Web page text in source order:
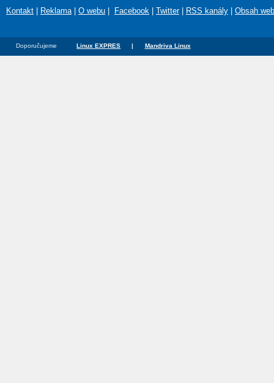
Kontakt
Reklama| O webu Facebook Twitter| RSS kanály Obsah
Doporučujeme Linux EXPRES | Mandriva Linux